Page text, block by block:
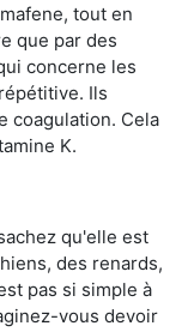
tout en
que par des
concerne les
Ils
coagulation. Cela
K.
qu'elle est
des renards,
pas si simple à
vous devoir